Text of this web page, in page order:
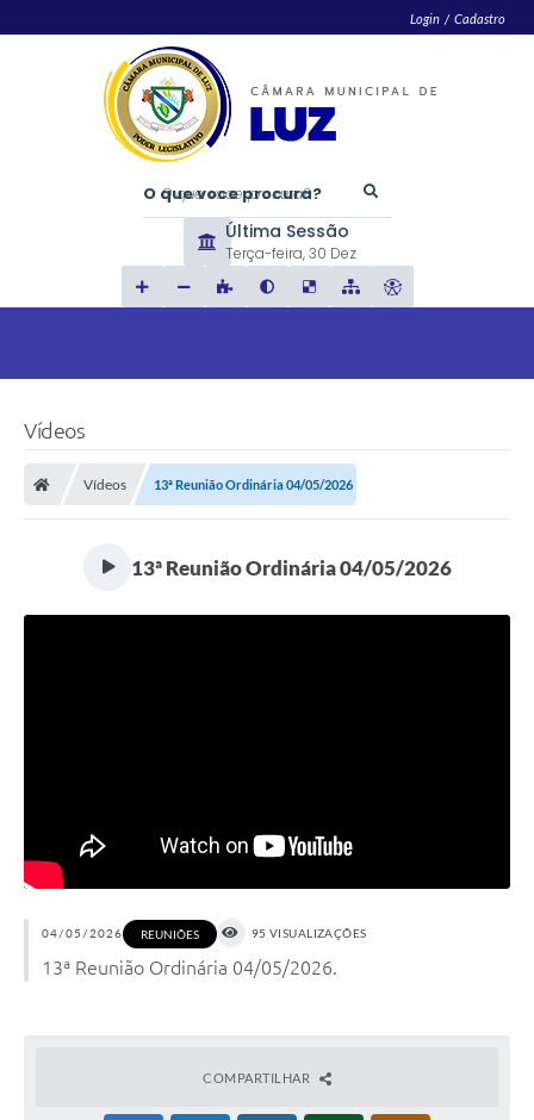
Login / Cadastro
O que voce procura?
Última Sessão
Terça-feira 30 Dez
Vídeos
Vídeos 13ª Reunião Ordinária 04/05/2026
13ª Reunião Ordinária 04/05/2026
04/05/2026 REUNIÕES 95 VISUALIZAÇÕES
13ª Reunião Ordinária 04/05/2026.
COMPARTILHAR